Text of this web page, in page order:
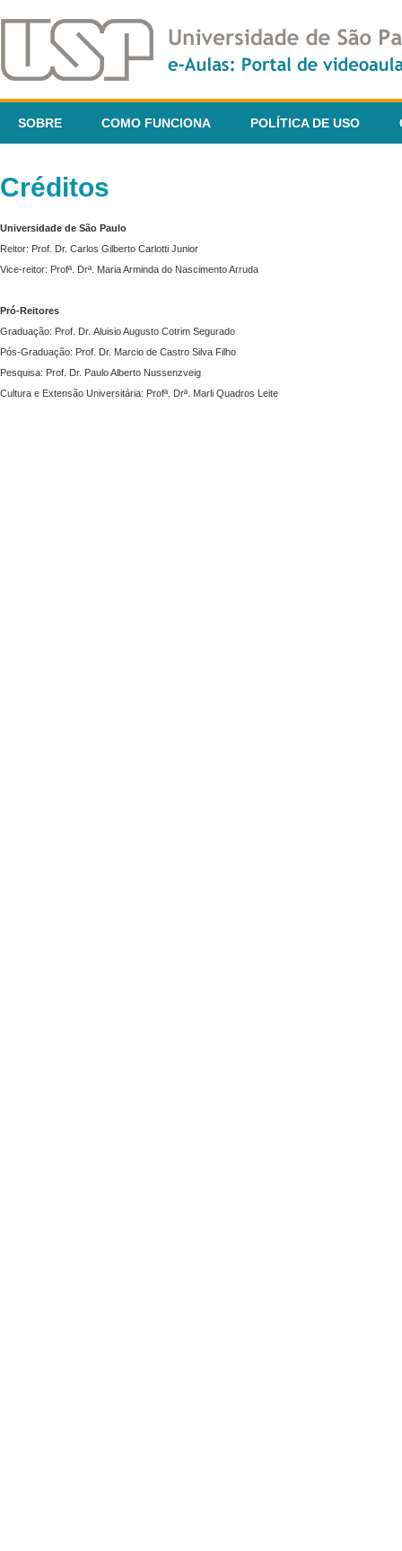
SOBRE COMO FUNCIONA POLÍTICA DE USO
Créditos
Universidade de São Paulo
Reitor: Prof. Dr. Carlos Gilberto Carlotti Junior
Vice-reitor: Profª. Drª. Maria Arminda do Nascimento Arruda
Pró-Reitores
Graduação: Prof. Dr. Aluisio Augusto Cotrim Segurado
Pós-Graduação: Prof. Dr. Marcio de Castro Silva Filho
Pesquisa: Prof. Dr. Paulo Alberto Nussenzveig
Cultura e Extensão Universitária: Profª. Drª. Marli Quadros Leite